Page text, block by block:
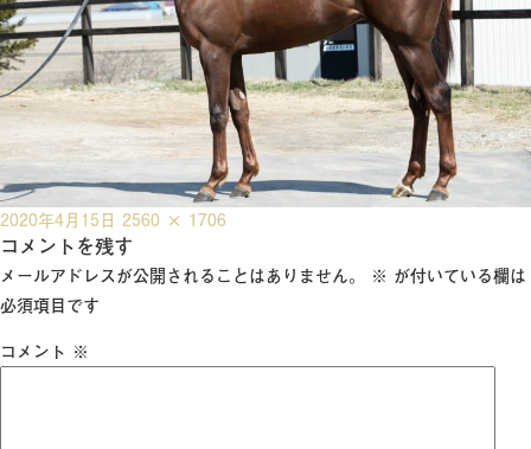
投
稿
日:
2020年4月15日 フ
ル
サ
2560 × 1706
コメントを残す
メールアドレスが公開されることはありません。 ※ が付いている欄は
必須項目です
コメント ※